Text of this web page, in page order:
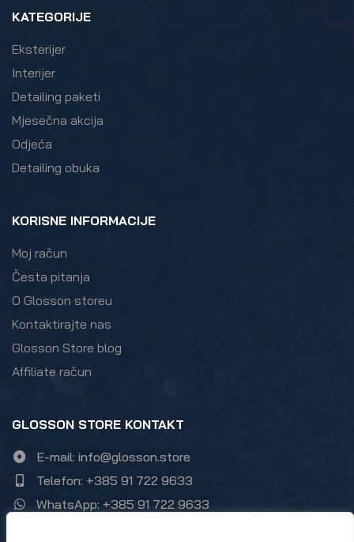
KATEGORIJE
Eksterijer
Interijer
Detailing paketi
Mjesečna akcija
Odjeća
Detailing obuka
KORISNE INFORMACIJE
Moj račun
Česta pitanja
O Glosson storeu
Kontaktirajte nas
Glosson Store blog
Affiliate račun
GLOSSON STORE KONTAKT
E-mail: info@glosson.store
Telefon: +385 91 722 9633
WhatsApp: +385 91 722 9633